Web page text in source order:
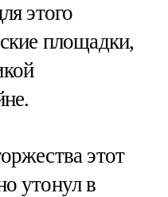
этого
площадки,
этот
утонул в